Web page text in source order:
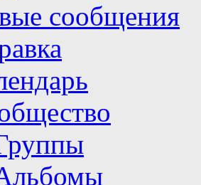
сообщения